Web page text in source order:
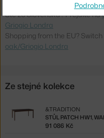
Ste zo Slovenska? Prejdite na
Griogio Londra
Shopping from the EU? Switch
oak/Griogio Londra
Ze stejné kolekce
STŮL PATCH HW1,
&TRADITION
91 086 Kč